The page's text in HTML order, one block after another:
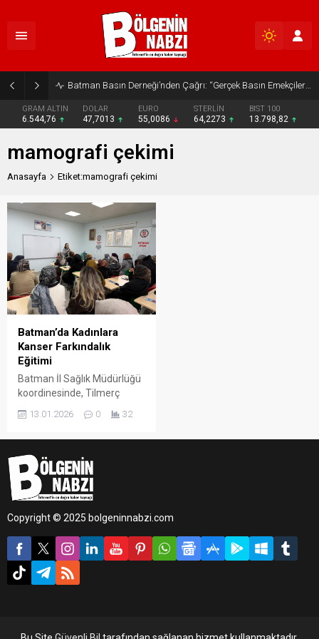
Batman Basın Derneği’nden Çağrı: “Gerçek Basın Emekçileri Desteklenmeli”
GRAM ALTIN
6.544,76
DOLAR
47,7013
EURO
55,0086
STERLİN
64,2273
BIST 100
13.798,82
mamografi çekimi
Anasayfa Etiket:mamografi çekimi
Batman’da Kadınlara
Kanser Farkındalık
Eğitimi
Batman İl Sağlık Müdürlüğü
koordinesinde, Tilmerç
Sosyal Yardımlaşma ve
gösteren Aile Destek
Merkezlerinde yer alan
kadınlara yönelik
gerçekleştirildi.
13.01.2026 0 32
Copyright © 2025 bolgeninnabzi.com